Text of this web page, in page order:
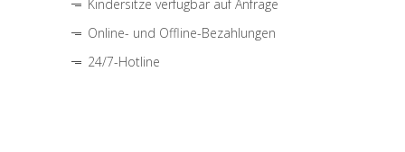
Kindersitze verfügbar auf Anfrage
Online- und Offline-Bezahlungen
24/7-Hotline